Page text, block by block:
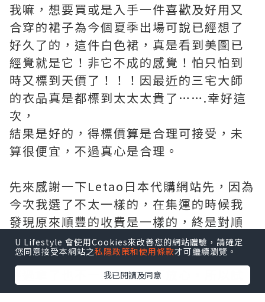
我嘛，想要買或是入手一件喜歡及好用又
合穿的裙子為今個夏季出場可說已經想了
好久了的，這件白色裙，真是看到美圖已
經覺就是它！非它不成的感覺！怕只怕到
時又標到天價了！！！因最近的三宅大師
的衣品真是都標到太太太貴了…….幸好這
次，
結果是好的，得標價算是合理可接受，未
算很便宜，不過真心是合理。
先來感謝一下Letao日本代購網站先，因為
今次我選了不太一樣的，在集運的時候我
發現原來順豐的收費是一樣的，終是對順
豐的服務更有信心，之前用的那家，多時
就把包裹放在門外，連通知也沒有，被人
經過拿了也不一定，實在不放心，所以試
了一下順豐的，雖然時間沒有Letao說的那
U Lifestyle 會使用Cookies來改善您的網站體驗，請確定
您同意接受本網站之私隱政策和使用條款才可繼續瀏覽。
我已閱讀及同意